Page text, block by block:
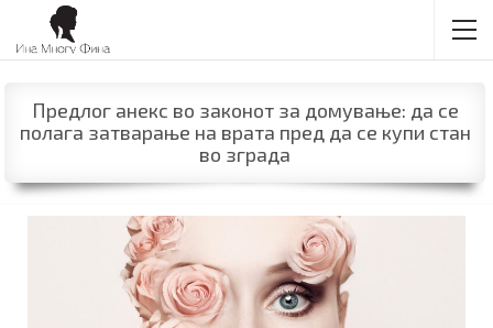
Предлог анекс во законот за домување: да се
полага затварање на врата пред да се купи стан
во зграда